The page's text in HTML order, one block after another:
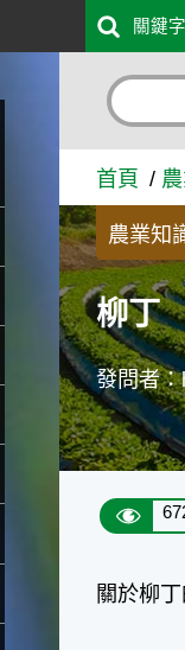
口網
關鍵
首頁
農業知
柳丁
發問者
關於柳